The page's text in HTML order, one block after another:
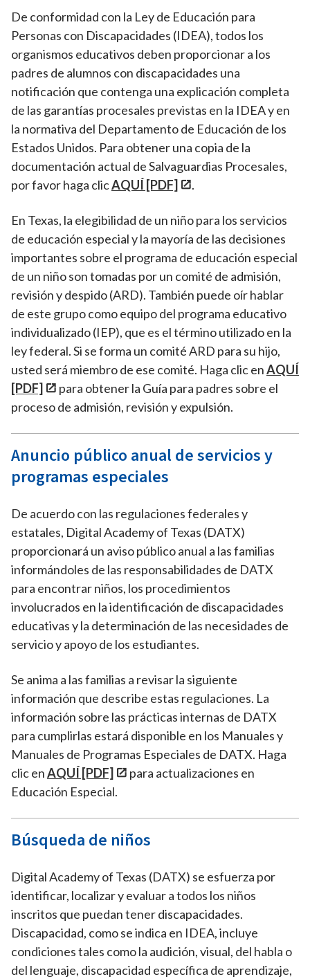
De conformidad con la Ley de Educación para
Personas con Discapacidades (IDEA), todos los
organismos educativos deben proporcionar a los
padres de alumnos con discapacidades una
notificación que contenga una explicación completa
de las garantías procesales previstas en la IDEA y en
la normativa del Departamento de Educación de los
Estados Unidos. Para obtener una copia de la
documentación actual de Salvaguardias Procesales,
por favor haga clicAQUÍ [PDF] .
En Texas, la elegibilidad de un niño para los servicios
de educación especial y la mayoría de las decisiones
importantes sobre el programa de educación especial
de un niño son tomadas por un comité de admisión,
revisión y despido (ARD). También puede oír hablar
de este grupo como equipo del programa educativo
individualizado (IEP), que es el término utilizado en la
ley federal. Si se forma un comité ARD para su hijo,
usted será miembro de ese comité. Haga clic enAQUÍ
[PDF]
para obtener la Guía para padres sobre el
proceso de admisión, revisión y expulsión.
Anuncio público anual de servicios y
programas especiales
De acuerdo con las regulaciones federales y
estatales, Digital Academy of Texas (DATX)
proporcionará un aviso público anual a las familias
informándoles de las responsabilidades de DATX
para encontrar niños, los procedimientos
involucrados en la identificación de discapacidades
educativas y la determinación de las necesidades de
servicio y apoyo de los estudiantes.
Se anima a las familias a revisar la siguiente
información que describe estas regulaciones. La
información sobre las prácticas internas de DATX
para cumplirlas estará disponible en los Manuales y
Manuales de Programas Especiales de DATX. Haga
clic enAQUÍ [PDF]
para actualizaciones en
Educación Especial.
Búsqueda de niños
Digital Academy of Texas (DATX) se esfuerza por
identificar, localizar y evaluar a todos los niños
inscritos que puedan tener discapacidades.
Discapacidad, como se indica en IDEA, incluye
condiciones tales como la audición, visual, del habla o
del lenguaje, discapacidad específica de aprendizaje,